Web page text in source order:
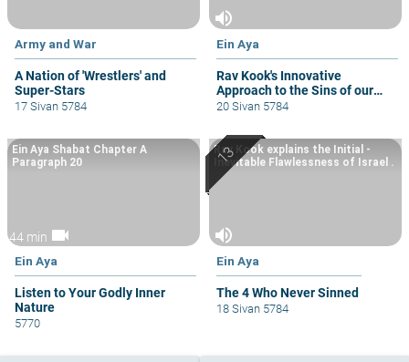
Army and War
A Nation of 'Wrestlers' and
Super-Stars
17 Sivan 5784
volume_up
Ein Aya
Rav Kook's Innovative
Approach to the Sins of our
Biblical Fathers.
20 Sivan 5784
44 min videocam
Ein Aya
Listen to Your Godly Inner
Nature
Ein Aya Shabat Chapter A
Paragraph 20
5770
volume_up
Ein Aya
The 4 Who Never Sinned
Rav Kook explains the Initial -
Inevitable Flawlessness of Israel .
18 Sivan 5784